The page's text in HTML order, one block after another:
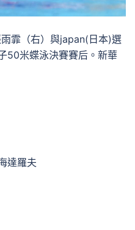
霏（右）與japan(日本)選
50米蝶泳決賽賽后。新華
達羅夫